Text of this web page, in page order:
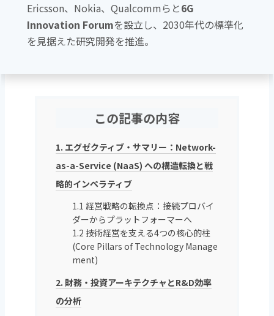
Ericsson、Nokia、Qualcommらと6G
Innovation Forumを設立し、2030年代の標準化
を見据えた研究開発を推進。
この記事の内容
1. エグゼクティブ・サマリー：Network-
as-a-Service (NaaS) への構造転換と戦
略的インペラティブ
1.1 経営戦略の転換点：接続プロバイ
ダーからプラットフォーマーへ
1.2 技術経営を支える4つの核心的柱
(Core Pillars of Technology Manage
ment)
2. 財務・投資アーキテクチャとR&D効率
の分析